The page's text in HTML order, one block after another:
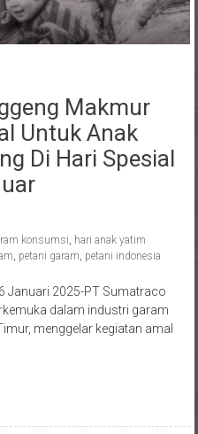
Makmur
Untuk Anak
Di Hari Spesial
konsumsi, hari anak yatim
, petani garam, petani indonesia
Januari 2025-PT Sumatraco
dalam industri garam
menggelar kegiatan amal